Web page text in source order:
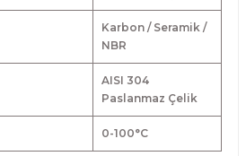
Karbon / Seramik /
NBR
AISI 304
Paslanmaz Çelik
0-100°C